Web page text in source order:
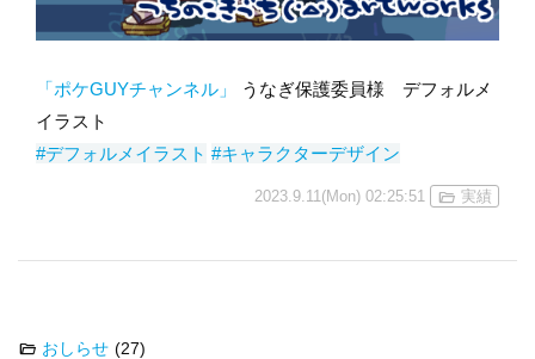
「ポケGUYチャンネル」
うなぎ保護委員様 デフォルメ
イラスト
#デフォルメイラスト #キャラクターデザイン
2023.9.11(Mon) 02:25:51 実績
おしらせ (27)